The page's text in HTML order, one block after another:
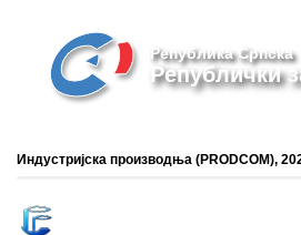
Република Српска
Републички
Индустријска производња (PRODCOM),